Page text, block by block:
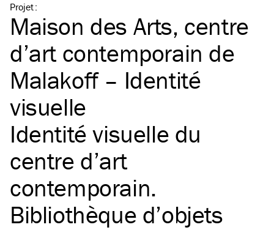
Projet:
Maison des Arts, centre
d’art contemporain de
Malakoff – Identité
visuelle
Identité visuelle du
centre d’art
contemporain.
Bibliothèque d’objets